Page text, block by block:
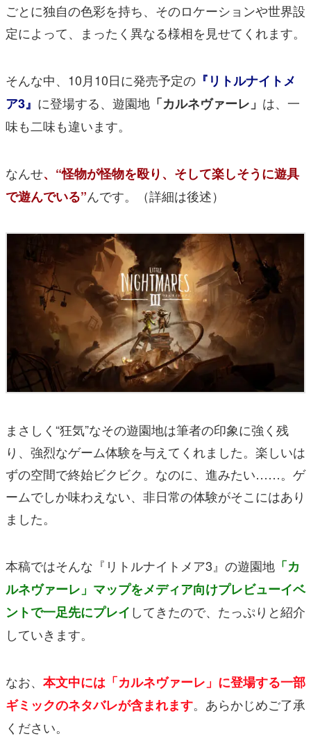
ごとに独自の色彩を持ち、そのロケーションや世界設
定によって、まったく異なる様相を見せてくれます。
そんな中、10月10日に発売予定の 『リトルナイトメ
ア3』 に登場する、遊園地 「カルネヴァーレ」 は、一
味も二味も違います。
なんせ、“怪物が怪物を殴り、そして楽しそうに遊具
で遊んでいる”んです。（詳細は後述）
まさしく“狂気”なその遊園地は筆者の印象に強く残
り、強烈なゲーム体験を与えてくれました。楽しいは
ずの空間で終始ビクビク。なのに、進みたい……。ゲ
ームでしか味わえない、非日常の体験がそこにはあり
ました。
本稿ではそんな『リトルナイトメア3』の遊園地 「カ
ルネヴァーレ」マップをメディア向けプレビューイベ
ントで一足先にプレイ してきたので、たっぷりと紹介
していきます。
なお、 本文中には「カルネヴァーレ」に登場する一部
ギミックのネタバレが含まれます。あらかじめご了承
ください。